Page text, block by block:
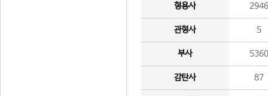
형용사 2946
관형사 5
부사 5360
감탄사 87